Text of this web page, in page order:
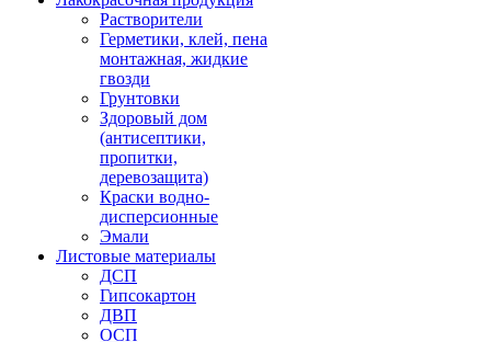
Растворители
Герметики, клей, пена
монтажная, жидкие
гвозди
Грунтовки
Здоровый дом
(антисептики,
пропитки,
деревозащита)
Краски водно-
дисперсионные
Эмали
Листовые материалы
ДСП
Гипсокартон
ДВП
ОСП